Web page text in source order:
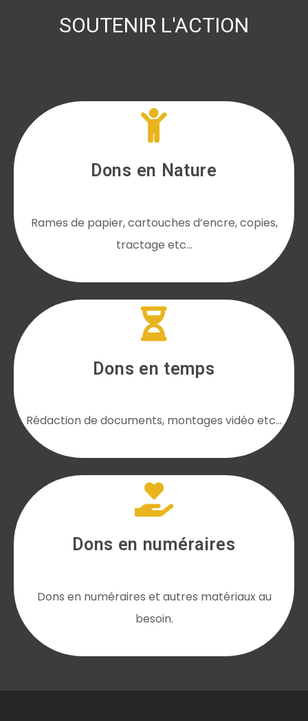
SOUTENIR L'ACTION
Dons en Nature
Rames de papier, cartouches d’encre, copies,
tractage etc…
Dons en temps
Rédaction de documents, montages vidéo etc…
Dons en numéraires
Dons en numéraires et autres matériaux au
besoin.